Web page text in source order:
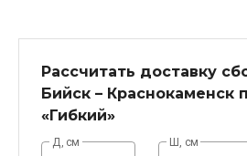
Рассчитать доставку
Бийск – Краснокаменск
«Гибкий»
Д, см Ш, см